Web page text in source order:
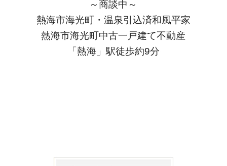
～商談中～
熱海市海光町・温泉引込済和風平家
熱海市海光町中古一戸建て不動産
「熱海」駅徒歩約9分